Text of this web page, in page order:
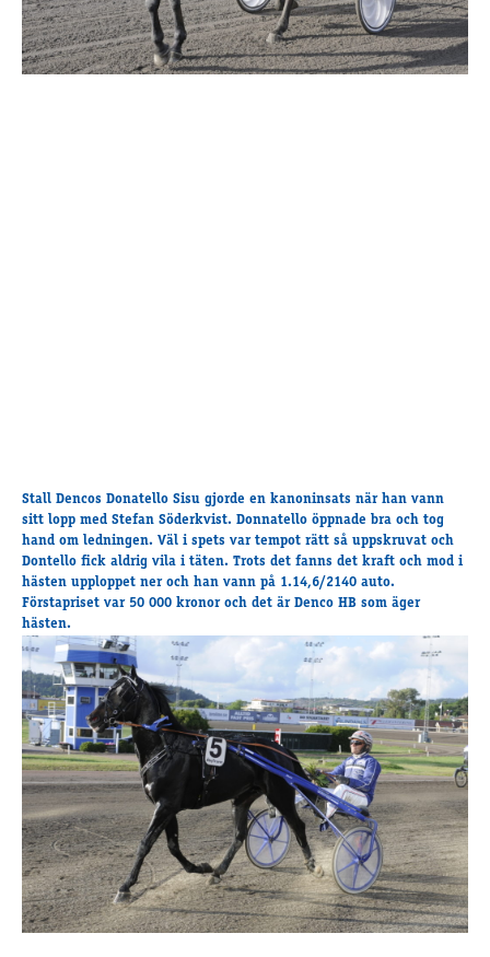
Aktiviteter
Ridsport
Om travskolan
Samarbetspartners
Licenskurser
Kursutbud och Aktiviteter
Ungdoms­stipendium
Ledningsgrupp
Kontakt
Styrelsen
Åby Trav­sällskap
Intresseföreningar
Press
Stall Dencos Donatello Sisu gjorde en kanoninsats när han vann
sitt lopp med Stefan Söderkvist. Donnatello öppnade bra och tog
hand om ledningen. Väl i spets var tempot rätt så uppskruvat och
Dontello fick aldrig vila i täten. Trots det fanns det kraft och mod i
hästen upploppet ner och han vann på 1.14,6/2140 auto.
Förstapriset var 50 000 kronor och det är Denco HB som äger
hästen.